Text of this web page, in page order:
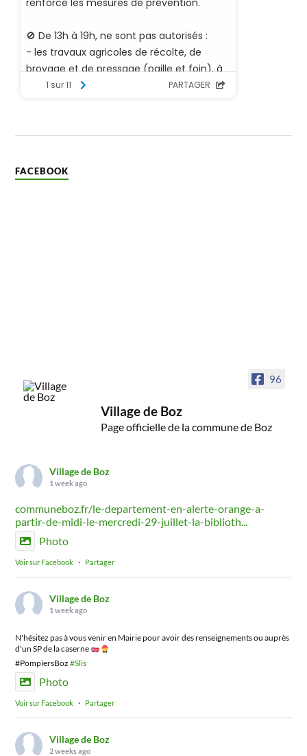
FACEBOOK
96
Village de Boz
Page officielle de la commune de Boz
Village de Boz
1 week ago
communeboz.fr/le-departement-en-alerte-orange-a-
partir-de-midi-le-mercredi-29-juillet-la-biblioth...
Photo
Voir sur Facebook · Partager
Village de Boz
1 week ago
N'hésitez pas à vous venir en Mairie pour avoir des renseignements ou auprès
d'un SP de la caserne
#PompiersBoz#Slis
Photo
Voir sur Facebook · Partager
Village de Boz
2 weeks ago